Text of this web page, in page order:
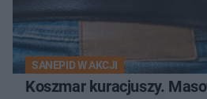
SANEPID W AKCJI
Koszmar kuracjuszy.